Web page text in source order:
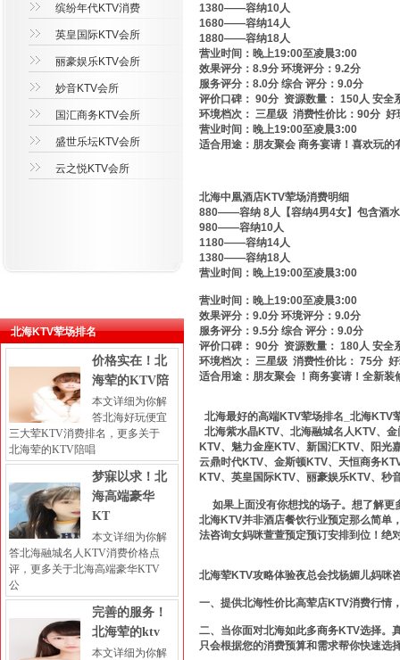
缤纷年代KTV消费
英皇国际KTV会所
丽豪娱乐KTV会所
妙音KTV会所
国汇商务KTV会所
盛世乐坛KTV会所
云之悦KTV会所
1380——容纳10人
1680——容纳14人
1880——容纳18人
营业时间：晚上19:00至凌晨3:00
效果评分：8.9分 环境评分：9.2分
服务评分：8.0分 综合 评分：9.0分
评价口碑： 90分 资源数量： 150人 安全
环境档次： 三星级 消费性价比：90分 好
营业时间：晚上19:00至凌晨3:00
适合用途：朋友聚会 商务宴请！喜欢玩
北海中凰酒店KTV荤场消费明细
880——容纳 8人【容纳4男4女】包含酒水
980——容纳10人
1180——容纳14人
1380——容纳18人
营业时间：晚上19:00至凌晨3:00
营业时间：晚上19:00至凌晨3:00
效果评分：9.0分 环境评分：9.0分
服务评分：9.5分 综合 评分：9.0分
评价口碑： 90分 资源数量： 180人 安全
环境档次： 三星级 消费性价比： 75分
适合用途：朋友聚会 ！商务宴请！全新
北海最好的高端KTV荤场排名_北海KTV
北海紫水晶KTV、北海融城名人KTV、
KTV、魅力金座KTV、新国汇KTV、阳光
云鼎时代KTV、金斯顿KTV、天恒商务
KTV、英皇国际KTV、丽豪娱乐KTV、秒
如果上面没有你想找的场子。想了解更
北海KTV并非酒店餐饮行业预定那么简单
法咨询女妈咪萱萱预定预订安排到位！绝
北海荤KTV攻略体验夜总会找杨媚儿妈咪
一、提供北海性价比高荤店KTV消费行情
二、当你面对北海如此多商务KTV选择。
只会根据您的消费预算和需求帮你快速选
北海KTV荤场排名
价格实在！北
海荤的KTV陪
本文详细为你解
答北海好玩便宜
三大荤KTV消费排名，更多关于
北海荤的KTV陪唱
梦寐以求！北
海高端豪华
KT
本文详细为你解
答北海融城名人KTV消费价格点
评，更多关于北海高端豪华KTV
公
完善的服务！
北海荤的ktv
本文详细为你解